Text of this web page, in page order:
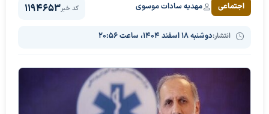
اجتماعی مهدیه سادات موسوی
انتشار:دوشنبه ۱۸ اسفند ۱۴۰۴، ساعت ۲۰:۵۶
کد خبر1194653